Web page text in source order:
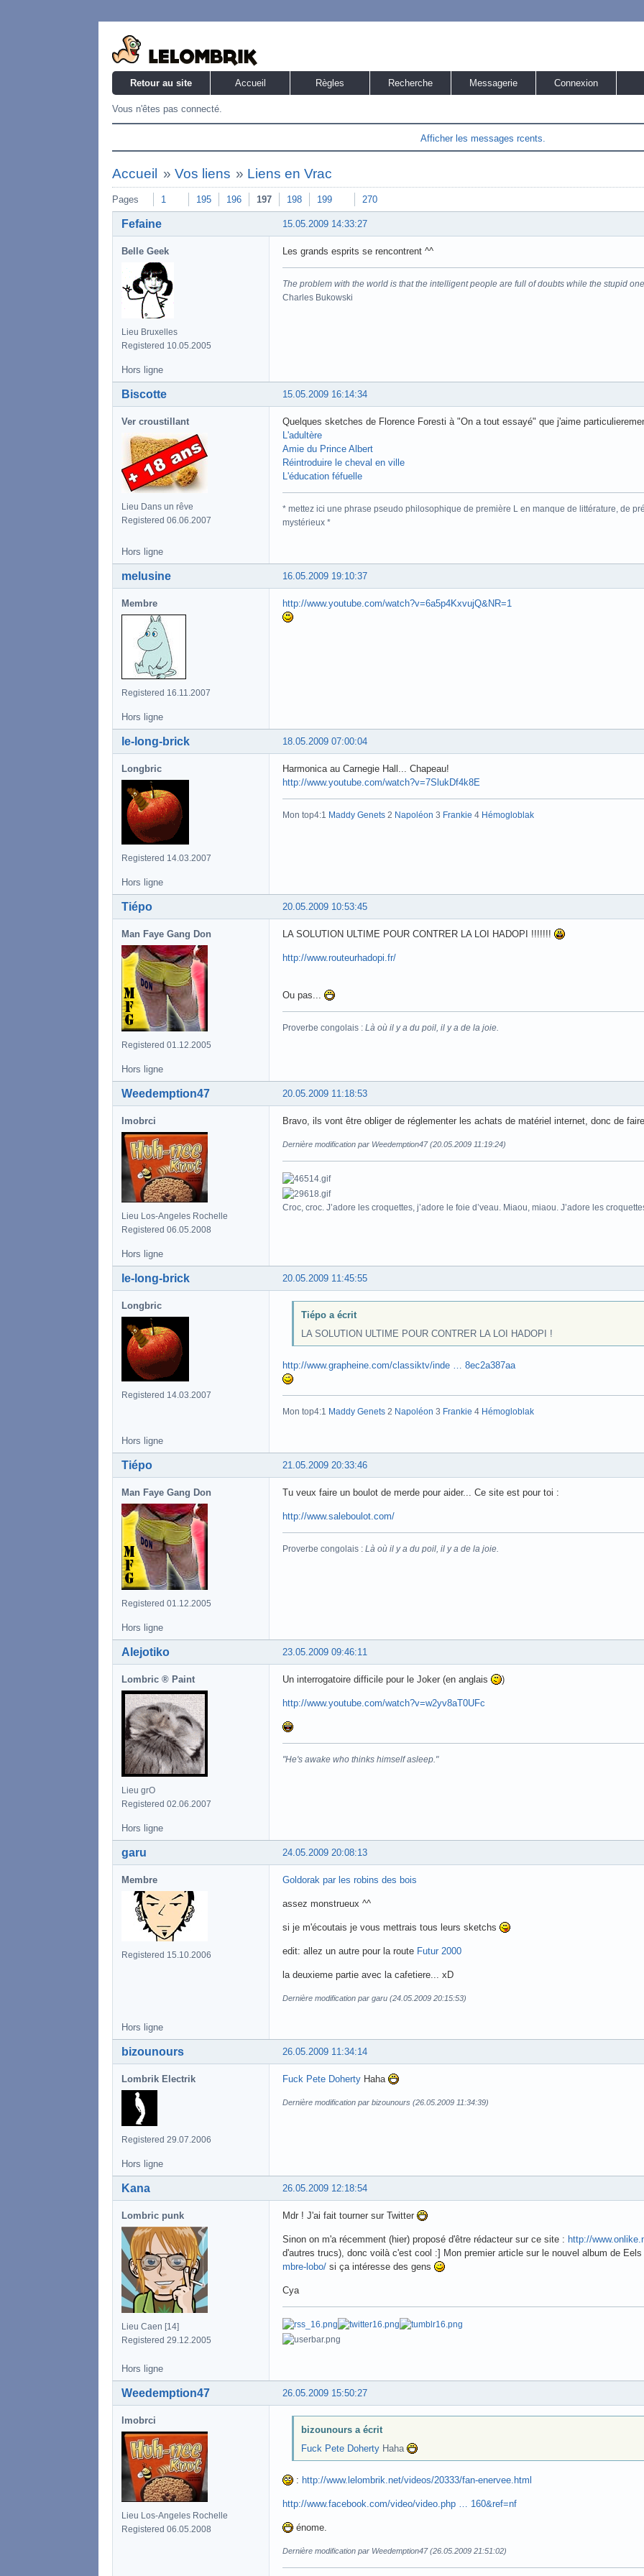
Retour au site Accueil Règles Recherche Messagerie Connexion
Vous n'êtes pas connecté.
Afficher les messages rcents.
Accueil » Vos liens » Liens en Vrac
Pages 1 195 196 197 198 199 270
15.05.2009 14:33:27
Fefaine
Belle Geek
Lieu Bruxelles
Registered 10.05.2005
Les grands esprits se rencontrent ^^
The problem with the world is that the intelligent people are full of doubts while the stupid
Charles Bukowski
Hors ligne
15.05.2009 16:14:34
Biscotte
Ver croustillant
Lieu Dans un rêve
Registered 06.06.2007
Quelques sketches de Florence Foresti à "On a tout essayé" que j'aime
L'adultère
Amie du Prince Albert
Réintroduire le cheval en ville
L'éducation féfuelle
* mettez ici une phrase pseudo philosophique de première L en manque de littérature, de
mystérieux *
Hors ligne
16.05.2009 19:10:37
melusine
Membre
Registered 16.11.2007
http://www.youtube.com/watch?v=6a5p4KxvujQ&NR=1
Hors ligne
18.05.2009 07:00:04
le-long-brick
Longbric
Registered 14.03.2007
Harmonica au Carnegie Hall... Chapeau!
http://www.youtube.com/watch?v=7SlukDf4k8E
Mon top4:1 Maddy Genets 2 Napoléon 3 Frankie 4 Hémogloblak
Hors ligne
20.05.2009 10:53:45
Tiépo
Man Faye Gang Don
Registered 01.12.2005
LA SOLUTION ULTIME POUR CONTRER LA LOI HADOPI !!!!!!!
http://www.routeurhadopi.fr/
Ou pas...
Proverbe congolais : Là où il y a du poil, il y a de la joie.
Hors ligne
20.05.2009 11:18:53
Weedemption47
lmobrci
Lieu Los-Angeles Rochelle
Registered 06.05.2008
Bravo, ils vont être obliger de réglementer les achats de matériel internet, donc de
Dernière modification par Weedemption47 (20.05.2009 11:19:24)
Croc, croc. J’adore les croquettes, j’adore le foie d’veau. Miaou, miaou. J’adore les
Hors ligne
20.05.2009 11:45:55
le-long-brick
Longbric
Registered 14.03.2007
Tiépo a écrit
LA SOLUTION ULTIME POUR CONTRER LA LOI HADOPI !
http://www.grapheine.com/classiktv/inde … 8ec2a387aa
Mon top4:1 Maddy Genets 2 Napoléon 3 Frankie 4 Hémogloblak
Hors ligne
21.05.2009 20:33:46
Tiépo
Man Faye Gang Don
Registered 01.12.2005
Tu veux faire un boulot de merde pour aider... Ce site est pour toi :
http://www.saleboulot.com/
Proverbe congolais : Là où il y a du poil, il y a de la joie.
Hors ligne
23.05.2009 09:46:11
Alejotiko
Lombric ® Paint
Lieu grO
Registered 02.06.2007
Un interrogatoire difficile pour le Joker (en anglais )
http://www.youtube.com/watch?v=w2yv8aT0UFc
"He's awake who thinks himself asleep."
Hors ligne
24.05.2009 20:08:13
garu
Membre
Registered 15.10.2006
Goldorak par les robins des bois
assez monstrueux ^^
si je m'écoutais je vous mettrais tous leurs sketchs
edit: allez un autre pour la route Futur 2000
la deuxieme partie avec la cafetiere... xD
Dernière modification par garu (24.05.2009 20:15:53)
Hors ligne
26.05.2009 11:34:14
bizounours
Lombrik Electrik
Registered 29.07.2006
Fuck Pete Doherty Haha
Dernière modification par bizounours (26.05.2009 11:34:39)
Hors ligne
26.05.2009 12:18:54
Kana
Lombric punk
Lieu Caen [14]
Registered 29.12.2005
Mdr ! J'ai fait tourner sur Twitter
Sinon on m'a récemment (hier) proposé d'être rédacteur sur ce site : http://
d'autres trucs), donc voilà c'est cool :] Mon premier article sur le nouvel album de Eels
mbre-lobo/ si ça intéresse des gens
Cya
Hors ligne
26.05.2009 15:50:27
Weedemption47
lmobrci
Lieu Los-Angeles Rochelle
Registered 06.05.2008
bizounours a écrit
Fuck Pete DohertyHaha
: http://www.lelombrik.net/videos/20333/fan-enervee.html
http://www.facebook.com/video/video.php … 160&ref=nf
énome.
Dernière modification par Weedemption47 (26.05.2009 21:51:02)